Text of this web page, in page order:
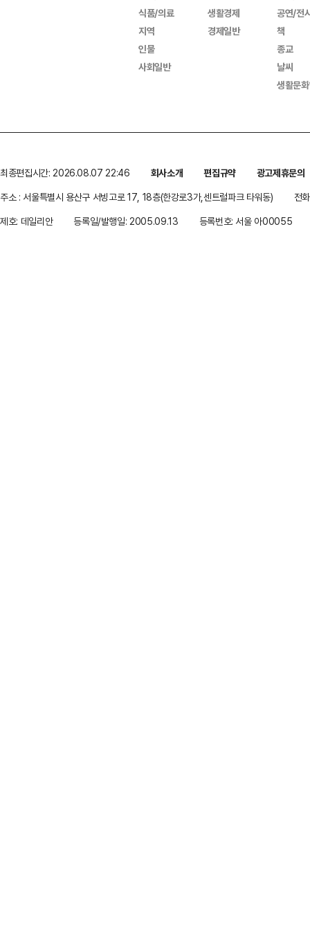
식품/의료
지역
인물
사회일반
생활경제
경제일반
공연/전
책
종교
날씨
생활문
최종편집시간: 2026.08.07 22:46 회사소개 편집규약
광고제휴문의
주소 : 서울특별시 용산구 서빙고로 17, 18층(한강로3가,센트럴파크 타워동)
전
제호: 데일리안
등록일/발행일: 2005.09.13 등록번호: 서울 아00055